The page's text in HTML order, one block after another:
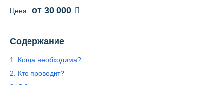
info@pravur.ru
Цена: от 30 000
Содержание
1. Когда необходима?
2. Кто проводит?